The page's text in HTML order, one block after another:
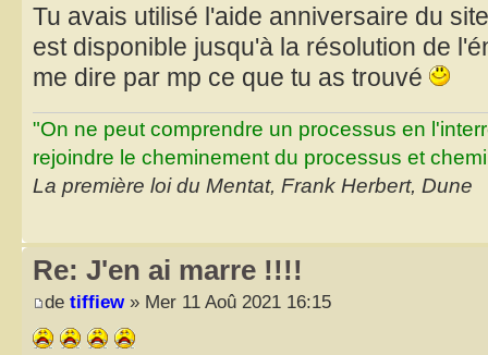
Tu avais utilisé l'aide anniversaire du
est disponible jusqu'à la résolution de
me dire par mp ce que tu as trouvé
"On ne peut comprendre un processus en
rejoindre le cheminement du processus et
La première loi du Mentat, Frank Herbert, Dune
Re: J'en ai marre !!!!
de tiffiew» Mer 11 Aoû 2021 16:15